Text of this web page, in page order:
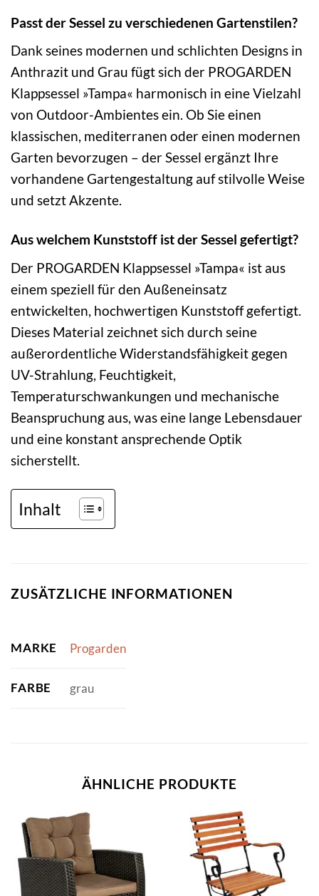
Passt der Sessel zu verschiedenen Gartenstilen?
Dank seines modernen und schlichten Designs in
Anthrazit und Grau fügt sich der PROGARDEN
Klappsessel »Tampa« harmonisch in eine Vielzahl
von Outdoor-Ambientes ein. Ob Sie einen
klassischen, mediterranen oder einen modernen
Garten bevorzugen – der Sessel ergänzt Ihre
vorhandene Gartengestaltung auf stilvolle Weise
und setzt Akzente.
Aus welchem Kunststoff ist der Sessel gefertigt?
Der PROGARDEN Klappsessel »Tampa« ist aus
einem speziell für den Außeneinsatz
entwickelten, hochwertigen Kunststoff gefertigt.
Dieses Material zeichnet sich durch seine
außerordentliche Widerstandsfähigkeit gegen
UV-Strahlung, Feuchtigkeit,
Temperaturschwankungen und mechanische
Beanspruchung aus, was eine lange Lebensdauer
und eine konstant ansprechende Optik
sicherstellt.
Inhalt
ZUSÄTZLICHE INFORMATIONEN
MARKE Progarden
FARBE grau
ÄHNLICHE PRODUKTE